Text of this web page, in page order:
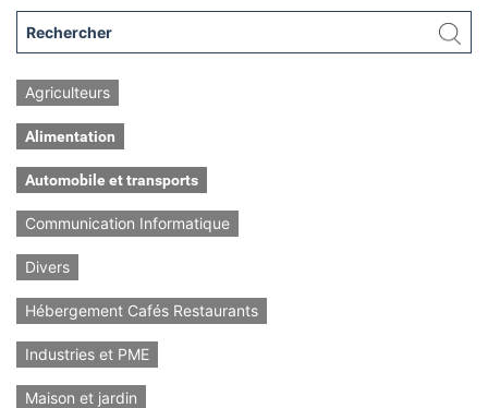
Agriculteurs
Alimentation
Automobile et transports
Communication Informatique
Divers
Hébergement Cafés Restaurants
Industries et PME
Maison et jardin